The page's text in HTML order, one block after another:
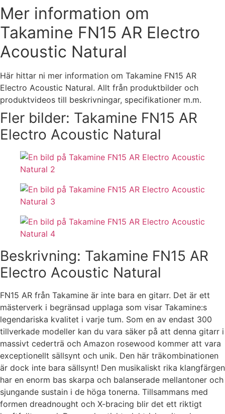
Mer information om
Takamine FN15 AR Electro
Acoustic Natural
Här hittar ni mer information om Takamine FN15 AR
Electro Acoustic Natural. Allt från produktbilder och
produktvideos till beskrivningar, specifikationer m.m.
Fler bilder: Takamine FN15 AR
Electro Acoustic Natural
Beskrivning: Takamine FN15 AR
Electro Acoustic Natural
FN15 AR från Takamine är inte bara en gitarr. Det är ett
mästerverk i begränsad upplaga som visar Takamine:s
legendariska kvalitet i varje tum. Som en av endast 300
tillverkade modeller kan du vara säker på att denna gitarr i
massivt cederträ och Amazon rosewood kommer att vara
exceptionellt sällsynt och unik. Den här träkombinationen
är dock inte bara sällsynt! Den musikaliskt rika klangfärgen
har en enorm bas skarpa och balanserade mellantoner och
sjungande sustain i de höga tonerna. Tillsammans med
formen dreadnought och X-bracing blir det ett riktigt